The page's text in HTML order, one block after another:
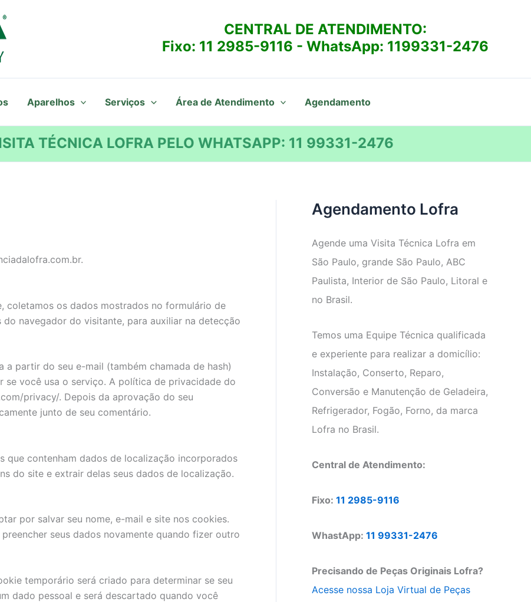
CENTRAL DE ATENDIMENTO:
Fixo: 11 2985-9116 - WhatsApp: 1199331-2476
Aparelhos Serviços Área de Atendimento Agendamento
TÉCNICA LOFRA PELO WHATSAPP: 11 99331-2476
coletamos os dados mostrados no formulário de
navegador do visitante, para auxiliar na detecção
a partir do seu e-mail (também chamada de hash)
se você usa o serviço. A política de privacidade do
privacy/. Depois da aprovação do seu
junto de seu comentário.
que contenham dados de localização incorporados
do site e extrair delas seus dados de localização.
por salvar seu nome, e-mail e site nos cookies.
seus dados novamente quando fizer outro
temporário será criado para determinar se seu
dado pessoal e será descartado quando você
Agendamento Lofra
Agende uma Visita Técnica Lofra em
São Paulo, grande São Paulo, ABC
Paulista, Interior de São Paulo, Litoral e
no Brasil.
Temos uma Equipe Técnica qualificada
e experiente para realizar a domicílio:
Instalação, Conserto, Reparo,
Conversão e Manutenção de Geladeira,
Refrigerador, Fogão, Forno, da marca
Lofra no Brasil.
Central de Atendimento:
Fixo: 11 2985-9116
WhastApp: 11 99331-2476
Precisando de Peças Originais Lofra?
Acesse nossa Loja Virtual de Peças